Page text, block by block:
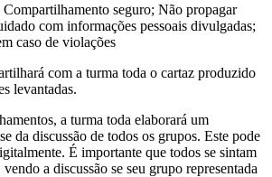
seguro; Não propagar
com informações pessoais divulgadas;
caso de violações
com a turma toda o cartaz produzido
levantadas.
a turma toda elaborará um
da discussão de todos os grupos. Este pode
É importante que todos se sintam
a discussão se seu grupo representada